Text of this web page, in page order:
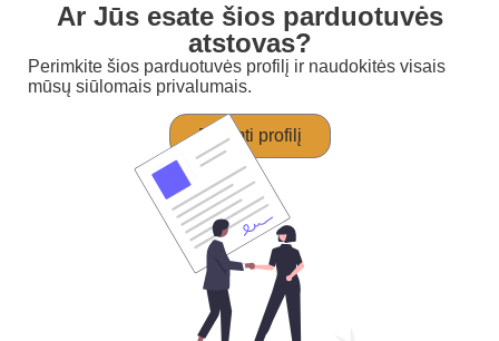
Ar Jūs esate šios parduotuvės
atstovas?
Perimkite šios parduotuvės profilį ir naudokitės visais
mūsų siūlomais privalumais.
Perimti profilį